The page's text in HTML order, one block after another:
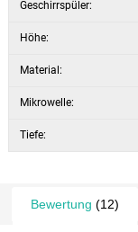
Geschirrspüler:
Höhe:
Material:
Mikrowelle:
Tiefe:
Bewertung (12)